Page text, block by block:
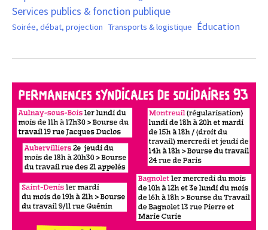
Services publics & fonction publique
Soirée, débat, projection Transports & logistique Éducation